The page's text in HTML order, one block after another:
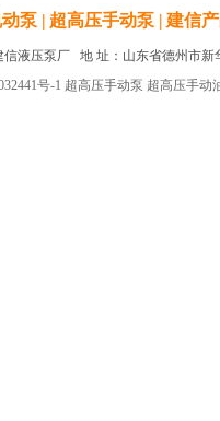
泵 | 超高压手动泵 | 建信
液压泵厂 地 址：山东省德州市新
号-1 超高压手动泵 超高压手动